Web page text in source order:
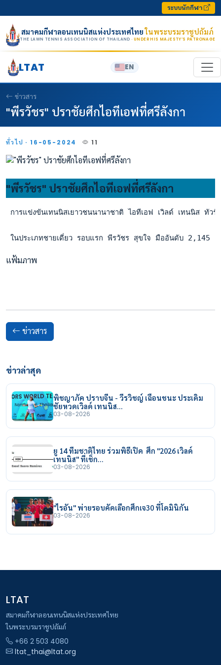
ระบบนักกีฬา
สมาคมกีฬาลอนเทนนิสแห่งประเทศไทยในพระบรมราชูปถัมภ์
THE LAWN TENNIS ASSOCIATION OF THAILAND · UNDER HIS MAJESTY’S PATRONAGE
LTAT EN
ข่าวสาร
"พีรวัชร" ปราชัยศึกไอทีเอฟที่ศรีลังกา
ทั่วไป · 16-05-2024 11
"พีรวัชร" ปราชัยศึกไอทีเอฟที่ศรีลังกา
การแข่งขันเทนนิสเยาวชนนานาชาติ ไอทีเอฟ เวิลด์ เทนนิส ทั
ในประเภทชายเดี่ยว รอบแรก พีรวัชร สุขใจ มืออันดับ 2,145
แฟ้มภาพ
ข่าวสาร
ข่าวล่าสุด
พิชญาภัค ปราบจีน - วีรวิชญ์ เฉือนชนะ ประเดิม
ชัยหวดเวิลด์ เทนนิส…
03-08-2026
ยู 14 ทีมชาติไทย ร่วมพิธีเปิด ศึก "2026 เวิลด์
เทนนิส" ที่เช็ก…
03-08-2026
"ไรอัน" พ่ายรอบคัดเลือกศึกเจ30 ที่โดมินิกัน
03-08-2026
LTAT
สมาคมกีฬาลอนเทนนิสแห่งประเทศไทย
ในพระบรมราชูปถัมภ์
+66 2 503 4080
ltat_thai@ltat.org